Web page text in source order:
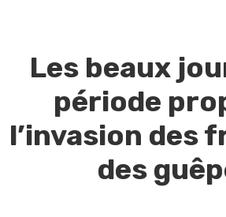
Les beaux
période
l’invasion des
des